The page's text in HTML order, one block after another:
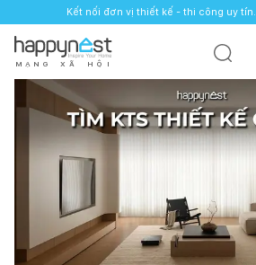
Kết nối đơn vị thiết kế - thi công uy tín.
M Ạ N G X Ã H Ộ I